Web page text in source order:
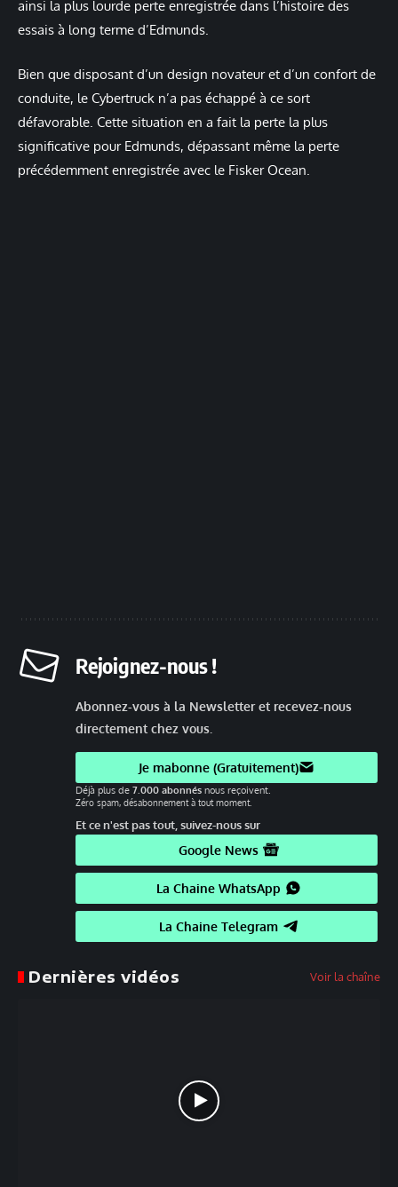
ainsi la plus lourde perte enregistrée dans l’histoire des
essais à long terme d’Edmunds.
Bien que disposant d’un design novateur et d’un confort de
conduite, le Cybertruck n’a pas échappé à ce sort
défavorable. Cette situation en a fait la perte la plus
significative pour Edmunds, dépassant même la perte
précédemment enregistrée avec le Fisker Ocean.
Rejoignez-nous !
Abonnez-vous à la Newsletter et recevez-nous
directement chez vous.
Je mabonne (Gratuitement)
Déjà plus de 7.000 abonnés nous reçoivent.
Zéro spam, désabonnement à tout moment.
Et ce n'est pas tout, suivez-nous sur
Google News
La Chaine WhatsApp
La Chaine Telegram
Dernières vidéos Voir la chaîne